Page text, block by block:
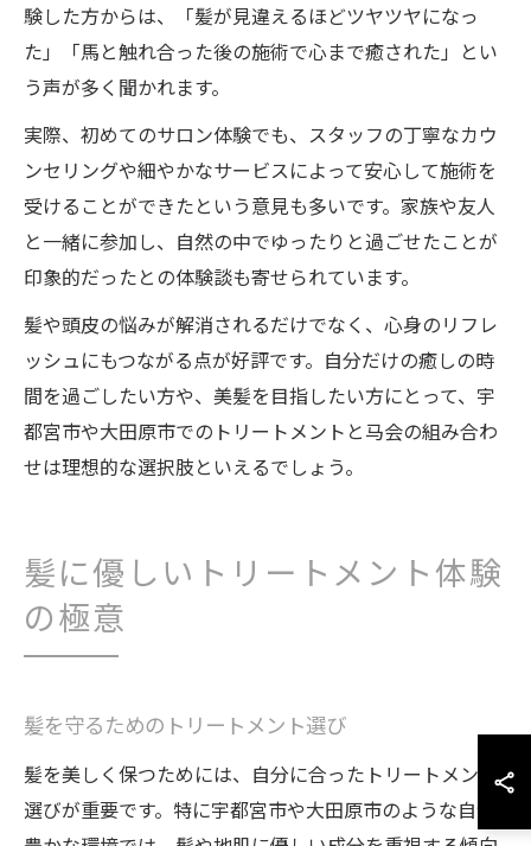
験した方からは、「髪が見違えるほどツヤツヤになっ
た」「馬と触れ合った後の施術で心まで癒された」とい
う声が多く聞かれます。
実際、初めてのサロン体験でも、スタッフの丁寧なカウ
ンセリングや細やかなサービスによって安心して施術を
受けることができたという意見も多いです。家族や友人
と一緒に参加し、自然の中でゆったりと過ごせたことが
印象的だったとの体験談も寄せられています。
髪や頭皮の悩みが解消されるだけでなく、心身のリフレ
ッシュにもつながる点が好評です。自分だけの癒しの時
間を過ごしたい方や、美髪を目指したい方にとって、宇
都宮市や大田原市でのトリートメントと马会の組み合わ
せは理想的な選択肢といえるでしょう。
髪に優しいトリートメント体験
の極意
髪を守るためのトリートメント選び
髪を美しく保つためには、自分に合ったトリートメント
選びが重要です。特に宇都宮市や大田原市のような自然